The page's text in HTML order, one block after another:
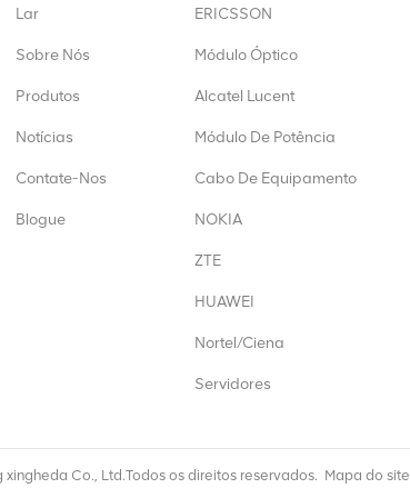
Lar
Sobre Nós
Produtos
Notícias
Contate-Nos
Blogue
ERICSSON
Módulo Óptico
Alcatel Lucent
Módulo De Potência
Cabo De Equipamento
NOKIA
ZTE
HUAWEI
Nortel/Ciena
Servidores
Co., Ltd.Todos os direitos reservados. Mapa do site